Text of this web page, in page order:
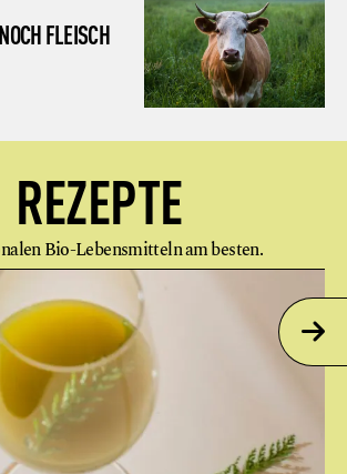
FLEISCH
REZEPTE
Bio-Lebensmitteln am besten.